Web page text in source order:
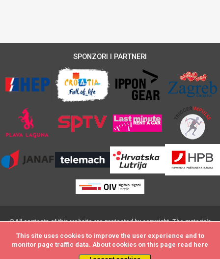
This site uses cookies to improve the user experience and to
monitor page traffic data. About cookies on this page read here
SPONZORI I PARTNERI
@All contents of this website are protected by copyright. The materials
on this website may not be modified,distributed, posted or transmitted
without the prior written consent
This site uses cookies to improve the user experience and to
monitor page traffic data. About cookies on this page read here